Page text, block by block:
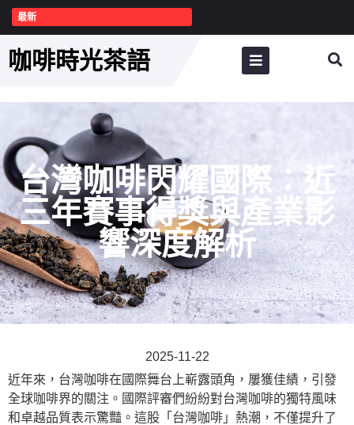
最新
咖啡時光茶語
台灣咖啡閃耀國際：近
三年賽事得獎與產業影
響深度解析
2025-11-22
近年來，台灣咖啡在國際舞台上嶄露頭角，屢獲佳績，引發
全球咖啡界的關注。國際評審們紛紛對台灣咖啡的獨特風味
和卓越品質表示驚豔。這股「台灣咖啡」熱潮，不僅提升了